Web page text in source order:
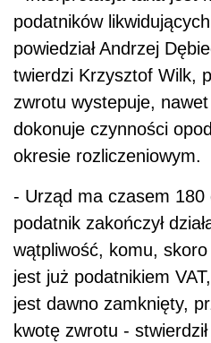
podatników
powiedział Andrzej
twierdzi Krzysztof Wilk,
zwrotu wystepuje,
dokonuje czynności
okresie rozliczeniowym.
- Urząd ma czasem
podatnik zakończył
wątpliwość, komu,
jest już podatnikiem
jest dawno zamknięty,
kwotę zwrotu -